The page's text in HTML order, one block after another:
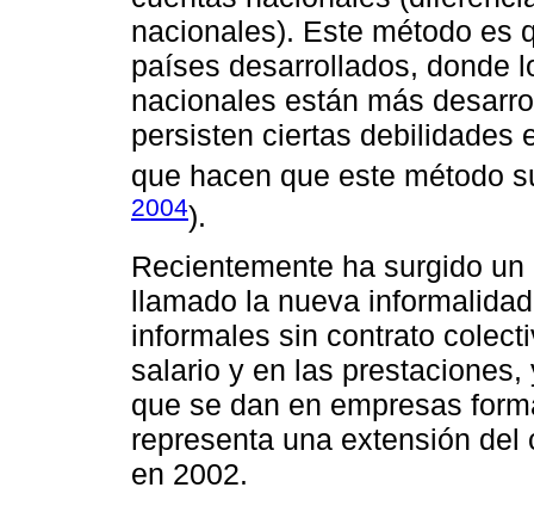
nacionales). Este método es
países desarrollados, donde
nacionales están más
persisten ciertas debilidades
que hacen que este método
2004).
Recientemente ha surgido
llamado la nueva
informales sin contrato
salario y en las
que se dan en empresas
representa una extensión
en 2002.